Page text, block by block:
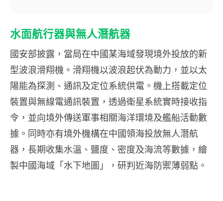
水面航行器與無人潛航器
國安部披露，當局在中國某海域發現境外投放的新
型波浪滑翔機。滑翔機以波浪起伏為動力，並以太
陽能為探測、通訊及定位系統供電。機上搭載定位
裝置與無線電通訊裝置，透過衛星系統實時接收指
令，並向境外傳送軍事相關海洋環境及艦船活動數
據。同時亦有境外機構在中國領海投放無人潛航
器，長期收集水溫、鹽度、密度及海流等數據，繪
製中國海域「水下地圖」，研判近海防禦薄弱點。